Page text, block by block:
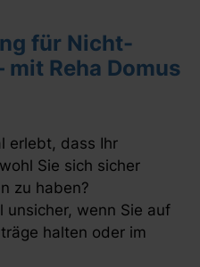
für Nicht-
Reha Domus
erlebt, dass Ihr
Sie sich sicher
zu haben?
unsicher, wenn Sie auf
halten oder im